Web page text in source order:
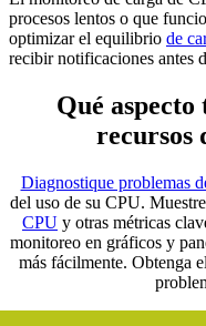
procesos lentos o que
optimizar el equilibrio de
recibir notificaciones antes
Qué
recursos
Diagnostique problemas
del uso de su CPU.
CPU y otras métricas
monitoreo en gráficos y
más fácilmente. Obtenga